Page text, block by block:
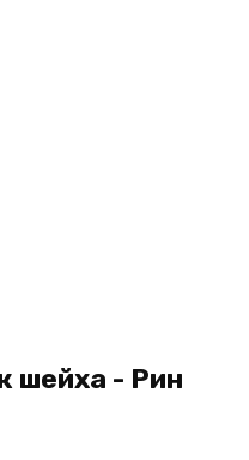
шейха - Рин